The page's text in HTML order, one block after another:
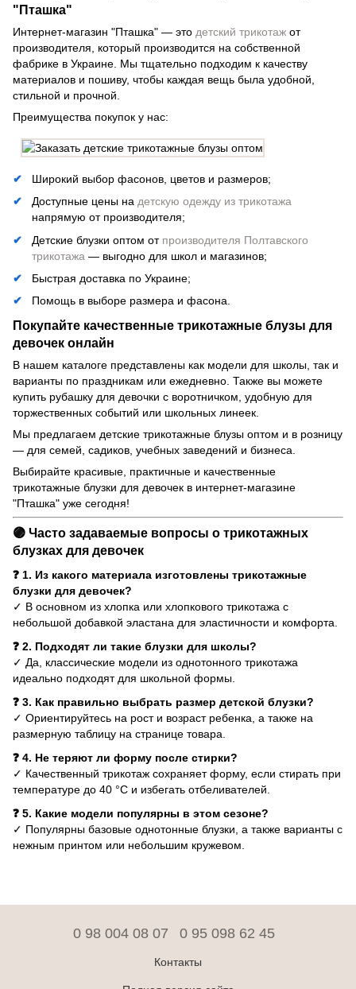
"Пташка"
Интернет-магазин "Пташка" — это детский трикотаж от
производителя, который производится на собственной
фабрике в Украине. Мы тщательно подходим к качеству
материалов и пошиву, чтобы каждая вещь была удобной,
стильной и прочной.
Преимущества покупок у нас:
Широкий выбор фасонов, цветов и размеров;
Доступные цены на детскую одежду из трикотажа
напрямую от производителя;
Детские блузки оптом от производителя Полтавского
трикотажа — выгодно для школ и магазинов;
Быстрая доставка по Украине;
Помощь в выборе размера и фасона.
Покупайте качественные трикотажные блузы для
девочек онлайн
В нашем каталоге представлены как модели для школы, так и
варианты по праздникам или ежедневно. Также вы можете
купить рубашку для девочки с воротничком, удобную для
торжественных событий или школьных линеек.
Мы предлагаем детские трикотажные блузы оптом и в розницу
— для семей, садиков, учебных заведений и бизнеса.
Выбирайте красивые, практичные и качественные
трикотажные блузки для девочек в интернет-магазине
"Пташка" уже сегодня!
🟣 Часто задаваемые вопросы о трикотажных
блузках для девочек
❓ 1. Из какого материала изготовлены трикотажные
блузки для девочек?
✓ В основном из хлопка или хлопкового трикотажа с
небольшой добавкой эластана для эластичности и комфорта.
❓ 2. Подходят ли такие блузки для школы?
✓ Да, классические модели из однотонного трикотажа
идеально подходят для школьной формы.
❓ 3. Как правильно выбрать размер детской блузки?
✓ Ориентируйтесь на рост и возраст ребенка, а также на
размерную таблицу на странице товара.
❓ 4. Не теряют ли форму после стирки?
✓ Качественный трикотаж сохраняет форму, если стирать при
температуре до 40 °C и избегать отбеливателей.
❓ 5. Какие модели популярны в этом сезоне?
✓ Популярны базовые однотонные блузки, а также варианты с
нежным принтом или небольшим кружевом.
0 98 004 08 07 0 95 098 62 45
Контакты